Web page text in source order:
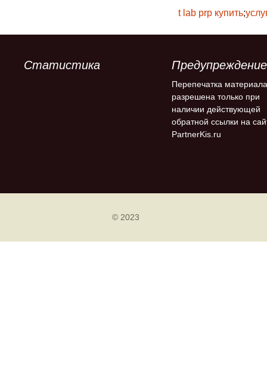
t lab prp купить;
Статистика Предупреждение
Перепечатка материала
разрешена только при
наличии действующей
обратной ссылки на
PartnerKis.ru
© 2023